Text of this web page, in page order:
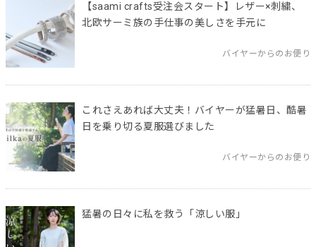
【saami crafts受注会スタート】レザー×刺繍、
北欧サーミ族の手仕事の美しさを手元に
バイヤーからのお便り
これさえあれば大丈夫！バイヤーが猛暑日、酷暑
日を乗り切る夏服選びました
バイヤーからのお便り
猛暑の日々に私を救う「涼しい服」